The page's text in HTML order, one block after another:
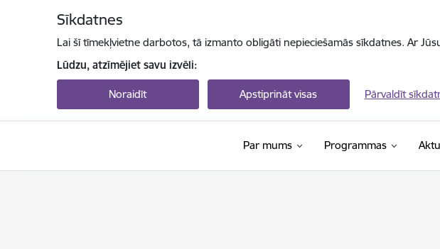
Sīkdatnes
Lai šī tīmekļvietne darbotos, tā izmanto obligāti nepieciešamās sīkdatnes. Ar
Lūdzu, atzīmējiet savu izvēli:
Noraidīt Apstiprināt visas Pārvaldīt
Par mums Programmas